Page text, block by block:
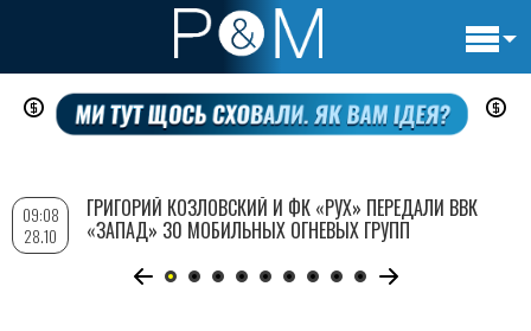
Перейти
содержанию
09:08
28.10
ГРИГОРИЙ КОЗЛОВСКИЙ И ФК «РУХ» ПЕРЕДАЛИ ВВК
«ЗАПАД» 30 МОБИЛЬНЫХ ОГНЕВЫХ ГРУПП